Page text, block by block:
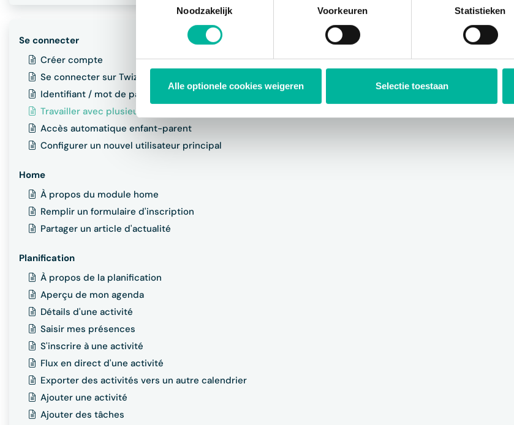
via de consent management tool onderaan de website.
Noodzakelijk
Voorkeuren Statistieken
Alle optionele cookies weigeren Selectie toestaan
Se connecter
Créer compte
Se connecter sur Twizzit
Identifiant / mot de passe oublié
Travailler avec plusieurs comptes ou utilisateurs
Accès automatique enfant-parent
Configurer un nouvel utilisateur principal
Home
À propos du module home
Remplir un formulaire d'inscription
Partager un article d'actualité
Planification
À propos de la planification
Aperçu de mon agenda
Détails d'une activité
Saisir mes présences
S'inscrire à une activité
Flux en direct d'une activité
Exporter des activités vers un autre calendrier
Ajouter une activité
Ajouter des tâches